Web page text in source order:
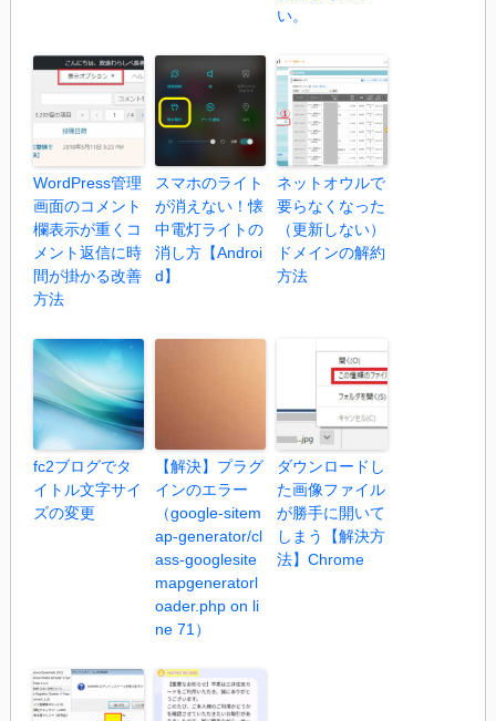
い。
WordPress管理
画面のコメント
欄表示が重くコ
メント返信に時
間が掛かる改善
方法
スマホのライト
が消えない！懐
中電灯ライトの
消し方【Androi
d】
ネットオウルで
要らなくなった
（更新しない）
ドメインの解約
方法
fc2ブログでタ
イトル文字サイ
ズの変更
【解決】プラグ
インのエラー
（google-sitem
ap-generator/cl
ass-googlesite
mapgeneratorl
oader.php on li
ne 71）
ダウンロードし
た画像ファイル
が勝手に開いて
しまう【解決方
法】Chrome